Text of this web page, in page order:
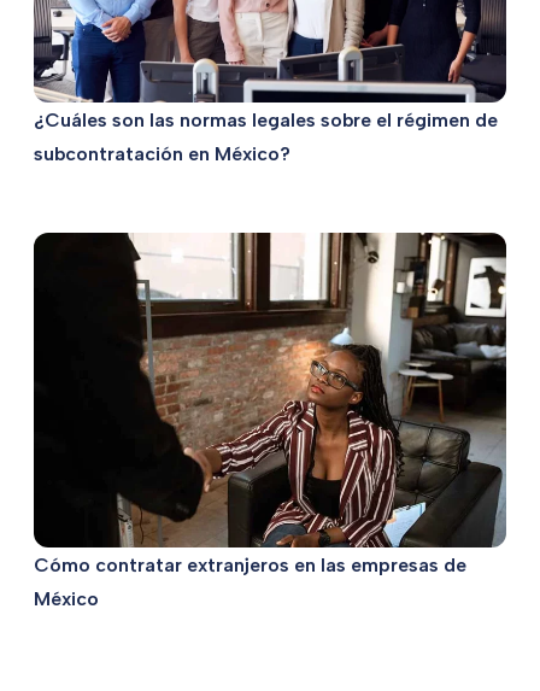
¿Cuáles son las normas legales sobre el régimen de
subcontratación en México?
Cómo contratar extranjeros en las empresas de
México